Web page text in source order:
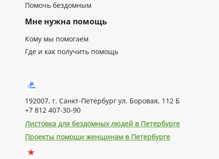
Помочь бездомным
Мне нужна помощь
Кому мы помогаем
Где и как получить помощь
192007, г. Санкт-Петербург ул. Боровая, 112 Б
+7 812 407-30-90
Листовка для бездомных людей в Петербурге
Проекты помощи женщинам в Петербурге